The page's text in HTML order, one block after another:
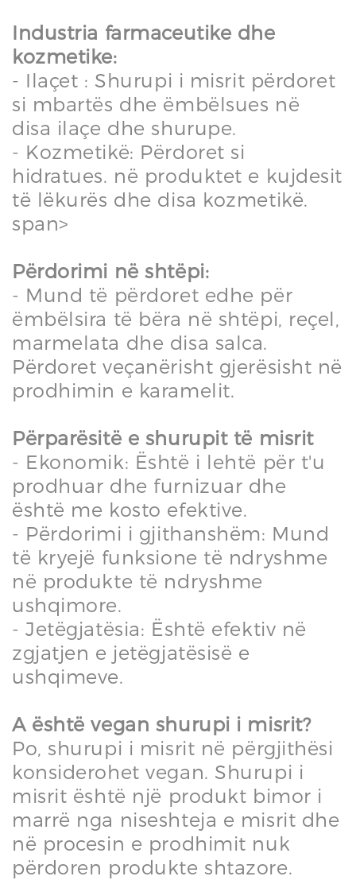
Industria farmaceutike dhe
kozmetike:
- Ilaçet : Shurupi i misrit përdoret
si mbartës dhe ëmbëlsues në
disa ilaçe dhe shurupe.
- Kozmetikë: Përdoret si
hidratues. në produktet e kujdesit
të lëkurës dhe disa kozmetikë.
span>
Përdorimi në shtëpi:
- Mund të përdoret edhe për
ëmbëlsira të bëra në shtëpi, reçel,
marmelata dhe disa salca.
Përdoret veçanërisht gjerësisht në
prodhimin e karamelit.
Përparësitë e shurupit të misrit
- Ekonomik: Është i lehtë për t'u
prodhuar dhe furnizuar dhe
është me kosto efektive.
- Përdorimi i gjithanshëm: Mund
të kryejë funksione të ndryshme
në produkte të ndryshme
ushqimore.
- Jetëgjatësia: Është efektiv në
zgjatjen e jetëgjatësisë e
ushqimeve.
A është vegan shurupi i misrit?
Po, shurupi i misrit në përgjithësi
konsiderohet vegan. Shurupi i
misrit është një produkt bimor i
marrë nga niseshteja e misrit dhe
në procesin e prodhimit nuk
përdoren produkte shtazore.